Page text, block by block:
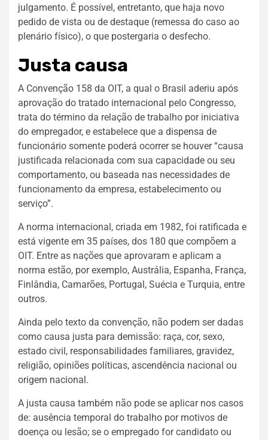
julgamento. É possível, entretanto, que haja novo
pedido de vista ou de destaque (remessa do caso ao
plenário físico), o que postergaria o desfecho.
Justa causa
A Convenção 158 da OIT, a qual o Brasil aderiu após
aprovação do tratado internacional pelo Congresso,
trata do término da relação de trabalho por iniciativa
do empregador, e estabelece que a dispensa de
funcionário somente poderá ocorrer se houver “causa
justificada relacionada com sua capacidade ou seu
comportamento, ou baseada nas necessidades de
funcionamento da empresa, estabelecimento ou
serviço”.
A norma internacional, criada em 1982, foi ratificada e
está vigente em 35 países, dos 180 que compõem a
OIT. Entre as nações que aprovaram e aplicam a
norma estão, por exemplo, Austrália, Espanha, França,
Finlândia, Camarões, Portugal, Suécia e Turquia, entre
outros.
Ainda pelo texto da convenção, não podem ser dadas
como causa justa para demissão: raça, cor, sexo,
estado civil, responsabilidades familiares, gravidez,
religião, opiniões políticas, ascendência nacional ou
origem nacional.
A justa causa também não pode se aplicar nos casos
de: ausência temporal do trabalho por motivos de
doença ou lesão; se o empregado for candidato ou